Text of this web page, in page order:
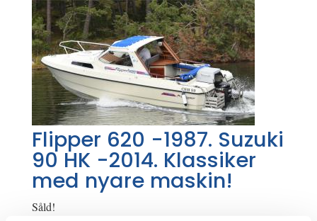
Flipper 620 -1987. Suzuki
90 HK -2014. Klassiker
med nyare maskin!
Såld!